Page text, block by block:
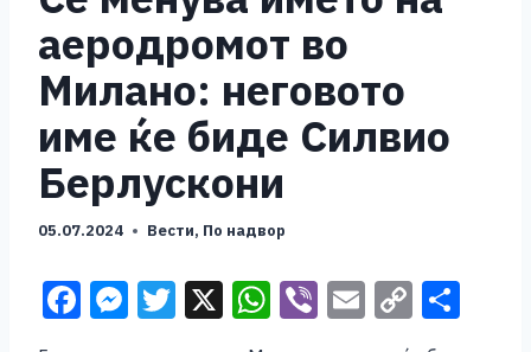
аеродромот во
Милано: неговото
име ќе биде Силвио
Берлускони
05.07.2024 Вести, По надвор
F M T X W Vi E C
o